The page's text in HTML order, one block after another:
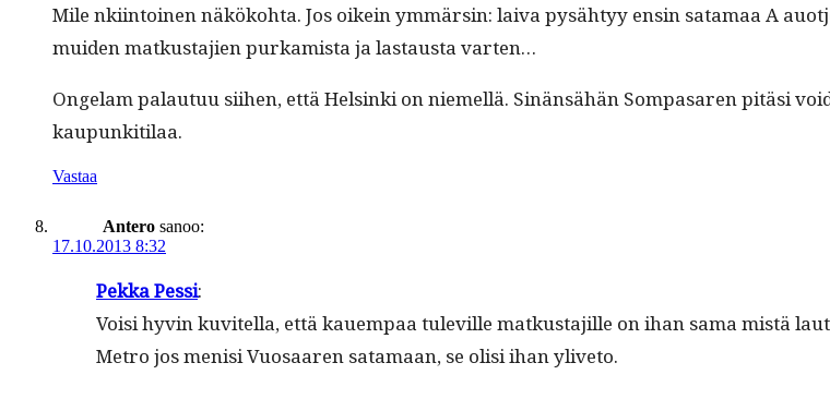
Mile nki­in­toinen näköko­h­ta. Jos oikein ymmärsin: lai­va pysähtyy ensin sata­maa A
muiden matkus­ta­jien purkamista ja las­taus­ta varten…
Onge­lam palau­tuu siihen, että Helsin­ki on niemel­lä. Sinän­sähän Som­pasaren pitäsi
kaupunkitilaa.
Vastaa
Antero sanoo:
17.10.2013 8:32
Pekka Pes­si:
Voisi hyvin kuvitel­la, että kauem­paa tuleville matkus­ta­jille on ihan sama mis­tä
Metro jos menisi Vuosaaren sata­maan, se olisi ihan yliveto.